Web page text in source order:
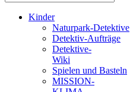
Kinder
Naturpark-Detektive
Detektiv-Aufträge
Detektive-
Wiki
Spielen und Basteln
MISSION-